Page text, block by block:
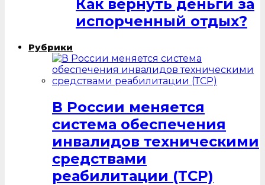
Как вернуть деньги за
испорченный отдых?
Рубрики
В России меняется
система обеспечения
инвалидов техническими
средствами
реабилитации (ТСР)